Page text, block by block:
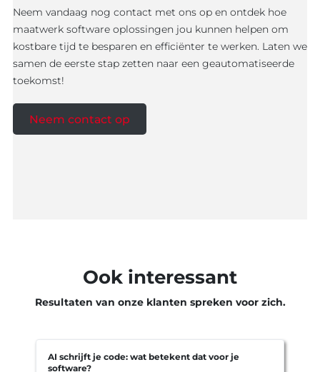
Neem vandaag nog contact met ons op en ontdek hoe
maatwerk software oplossingen jou kunnen helpen om
kostbare tijd te besparen en efficiënter te werken. Laten we
samen de eerste stap zetten naar een geautomatiseerde
toekomst!
Neem contact op
Ook interessant
Resultaten van onze klanten spreken voor zich.
AI schrijft je code: wat betekent dat voor je
software?